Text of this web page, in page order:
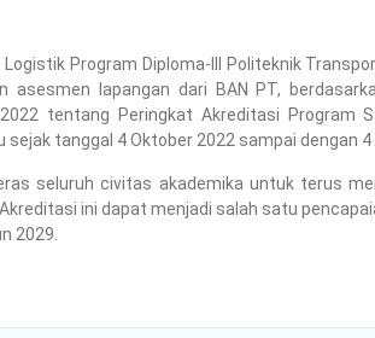
Program Diploma-III Politeknik
lapangan dari BAN PT,
tentang Peringkat Akreditasi Program
tanggal 4 Oktober 2022 sampai dengan 4
seluruh civitas akademika untuk terus
ini dapat menjadi salah satu
2029.